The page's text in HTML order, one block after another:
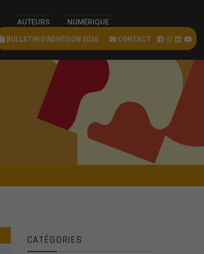
AUTEURS NUMÉRIQUE
BULLETIN D'ADHÉSION 2026 CONTACT
CATÉGORIES